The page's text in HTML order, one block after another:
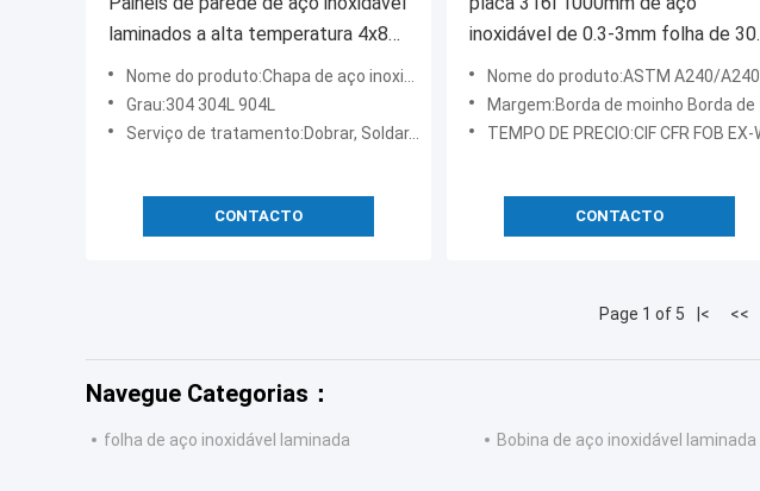
laminados a alta temperatura 4x8
da folha 304 dos VAGABUNDOS
304l
Nome do produto:Chapa de aço inoxidável de chapa plana
Grau:304 304L 904L
Serviço de tratamento:Dobrar, Soldar, Cortar
CONTACTO
inoxidável de 0.3-3mm folha de
espelhos para o equipamento
médico
Nome do produto:ASTM A240/A240M 304 Chapa de aço inoxidável
Margem:Borda de moinho Borda de
TEMPO DE PRECIO:CIF CFR FOB EX-
CONTACTO
Page 1 of 5 |< <<
Navegue Categorias：
folha de aço inoxidável laminada Bobina de aço inoxidável laminada